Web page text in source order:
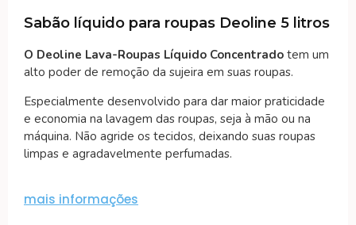
Sabão líquido para roupas Deoline 5 litros
O Deoline Lava-Roupas Líquido Concentrado tem um
alto poder de remoção da sujeira em suas roupas.
Especialmente desenvolvido para dar maior praticidade
e economia na lavagem das roupas, seja à mão ou na
máquina. Não agride os tecidos, deixando suas roupas
limpas e agradavelmente perfumadas.
mais informações